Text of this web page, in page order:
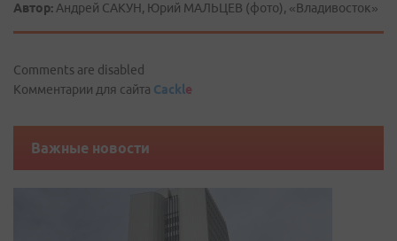
Автор: Андрей САКУН, Юрий МАЛЬЦЕВ (фото), «Владивосток»
Comments are disabled
Комментарии для сайта Cackle
Важные новости